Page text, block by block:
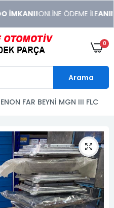
İMKANI!ONLİNE ÖDEME İLE
0
Arama
FAR BEYNİ MGN III FLC